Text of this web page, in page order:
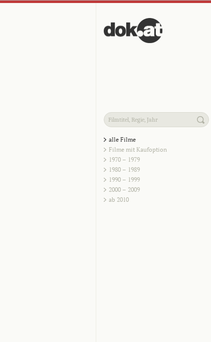
alle Filme
Filme mit Kaufoption
1970 – 1979
1980 – 1989
1990 – 1999
2000 – 2009
ab 2010